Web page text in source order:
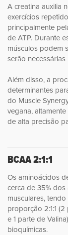
A creatina auxilia
exercícios
principalmente
de ATP. Durante
músculos podem
serão
Além disso, a
determinantes
do Muscle
vegana,
de alta precisão
BCAA 2:1:1
Os aminoácidos
cerca de 35%
musculares,
proporção 2:1:1
e 1 parte de
bioquímicas.